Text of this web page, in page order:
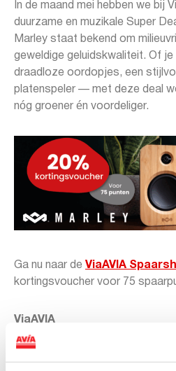
In de maand mei hebben we bij
duurzame en muzikale Super
Marley staat bekend om
geweldige geluidskwaliteit. Of
draadloze oordopjes, een
platenspeler — met deze deal
nóg groener én voordeliger.
Ga nu naar de ViaAVIA
kortingsvoucher voor 75
ViaAVIA
Met ViaAVIA ben je onderweg
meedoen met te gekke